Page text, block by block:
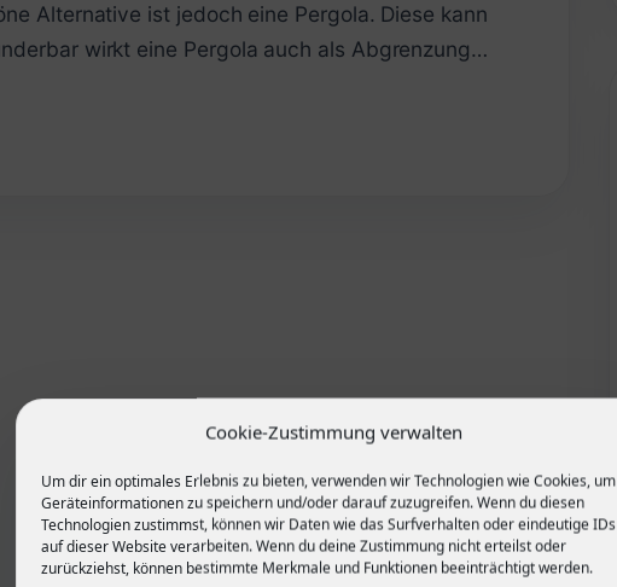
Cookie-Zustimmung verwalten
Um dir ein optimales Erlebnis zu bieten, verwenden wir Technologien wie Cookies, um
Geräteinformationen zu speichern und/oder darauf zuzugreifen. Wenn du diesen
Technologien zustimmst, können wir Daten wie das Surfverhalten oder eindeutige IDs
auf dieser Website verarbeiten. Wenn du deine Zustimmung nicht erteilst oder
zurückziehst, können bestimmte Merkmale und Funktionen beeinträchtigt werden.
Alternative ist jedoch eine Pergola. Diese kann
wirkt eine Pergola auch als Abgrenzung…